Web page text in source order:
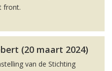
front.
(20 maart 2024)
van de Stichting